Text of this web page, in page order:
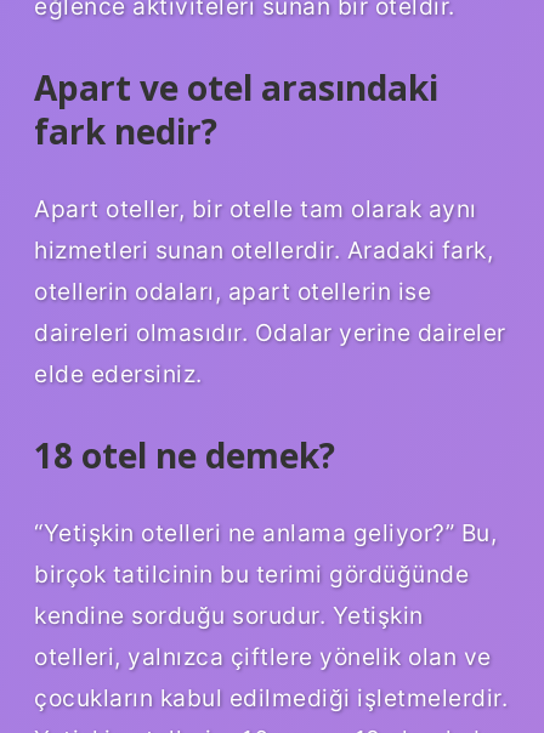
eğlence aktiviteleri sunan bir oteldir.
Apart ve otel arasındaki
fark nedir?
Apart oteller, bir otelle tam olarak aynı
hizmetleri sunan otellerdir. Aradaki fark,
otellerin odaları, apart otellerin ise
daireleri olmasıdır. Odalar yerine daireler
elde edersiniz.
18 otel ne demek?
“Yetişkin otelleri ne anlama geliyor?” Bu,
birçok tatilcinin bu terimi gördüğünde
kendine sorduğu sorudur. Yetişkin
otelleri, yalnızca çiftlere yönelik olan ve
çocukların kabul edilmediği işletmelerdir.